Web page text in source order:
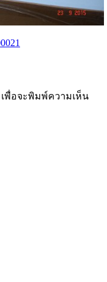
เพื่อจะพิมพ์ความเห็น